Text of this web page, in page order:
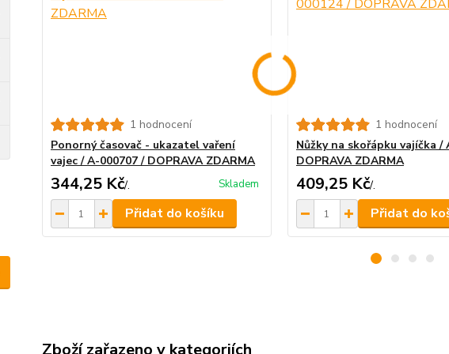
1 hodnocení
Ponorný časovač - ukazatel vaření
vajec / A-000707 / DOPRAVA ZDARMA
344,25 Kč/. Skladem
Přidat do košíku
1 hodnocení
Nůžky na skořápku vajíčka /
DOPRAVA ZDARMA
409,25 Kč/.
Přidat do
Zboží zařazeno v kategoriích